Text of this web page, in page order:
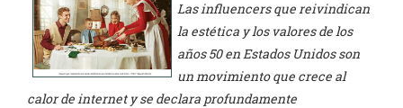
Las influencers que reivindican
la estética y los valores de los
años 50 en Estados Unidos son
un movimiento que crece al
calor de internet y se declara profundamente